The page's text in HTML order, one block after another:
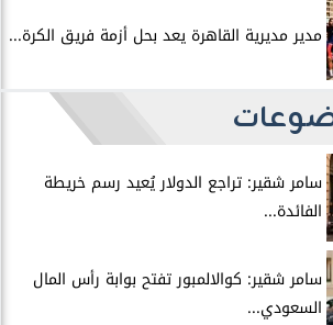
مدير مديرية القاهرة يعد بحل أزمة فريق الكرة...
سامر شقير: تراجع الدولار يُعيد رسم خريطة
الفائدة...
سامر شقير: كوالالمبور تفتح بوابة رأس المال
السعودي...